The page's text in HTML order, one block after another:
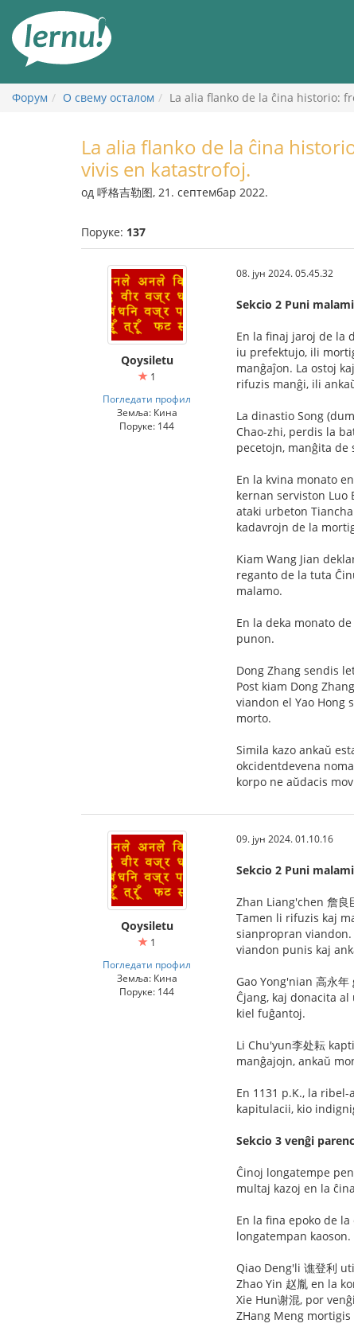
садржају
Форум О свему осталом La alia flanko de la ĉina historio:
La alia flanko de la ĉina
vivis en katastrofoj.
од 呼格吉勒图, 21. септембар 2022.
Поруке: 137
Qoysiletu
1
Погледати профил
Земља: Кина
Поруке: 144
08. јун 2024. 05.45.32
Sekcio 2 Puni
En la finaj jaroj de la
iu prefektujo, ili
manĝaĵon. La ostoj
rifuzis manĝi, ili
La dinastio Song
Chao-zhi, perdis la
pecetojn, manĝita
En la kvina monato
kernan serviston Luo
ataki urbeton
kadavrojn de la
Kiam Wang Jian
reganto de la tuta
malamo.
En la deka monato
punon.
Dong Zhang sendis
Post kiam Dong
viandon el Yao Hong
morto.
Simila kazo ankaŭ
okcidentdevena
korpo ne aŭdacis
Qoysiletu
1
Погледати профил
Земља: Кина
Поруке: 144
09. јун 2024. 01.10.16
Sekcio 2 Puni
Zhan Liang'chen 詹
Tamen li rifuzis kaj
sianpropran
viandon punis kaj
Gao Yong'nian 高永
Ĉjang, kaj donacita
kiel fuĝantoj.
Li Chu'yun李处耘
manĝajojn, ankaŭ
En 1131 p.K., la
kapitulacii, kio
Sekcio 3 venĝi
Ĉinoj longatempe
multaj kazoj en la
En la fina epoko de
longatempan
Qiao Deng'li 谯登利
Zhao Yin 赵胤 en la
Xie Hun谢混, por
ZHang Meng